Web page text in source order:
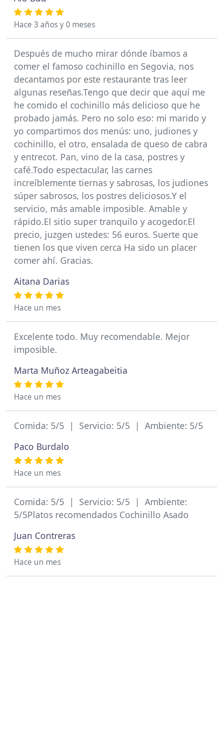
Hace 3 años y 0 meses
Después de mucho mirar dónde íbamos a
comer el famoso cochinillo en Segovia, nos
decantamos por este restaurante tras leer
algunas reseñas.Tengo que decir que aquí me
he comido el cochinillo más delicioso que he
probado jamás. Pero no solo eso: mi marido y
yo compartimos dos menús: uno, judiones y
cochinillo, el otro, ensalada de queso de cabra
y entrecot. Pan, vino de la casa, postres y
café.Todo espectacular, las carnes
increíblemente tiernas y sabrosas, los judiones
súper sabrosos, los postres deliciosos.Y el
servicio, más amable imposible. Amable y
rápido.El sitio super tranquilo y acogedor.El
precio, juzgen ustedes: 56 euros. Suerte que
tienen los que viven cerca Ha sido un placer
comer ahí. Gracias.
Aitana Darias
Hace un mes
Excelente todo. Muy recomendable. Mejor
imposible.
Marta Muñoz Arteagabeitia
Hace un mes
Comida: 5/5 | Servicio: 5/5 | Ambiente: 5/5
Paco Burdalo
Hace un mes
Comida: 5/5 | Servicio: 5/5 | Ambiente:
5/5Platos recomendados Cochinillo Asado
Juan Contreras
Hace un mes